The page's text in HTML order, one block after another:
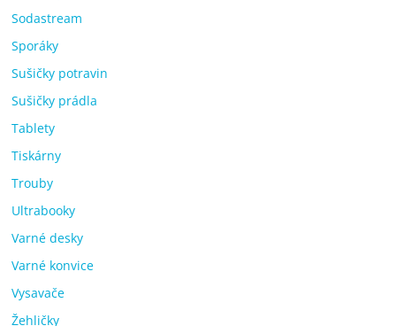
Sodastream
Sporáky
Sušičky potravin
Sušičky prádla
Tablety
Tiskárny
Trouby
Ultrabooky
Varné desky
Varné konvice
Vysavače
Žehličky